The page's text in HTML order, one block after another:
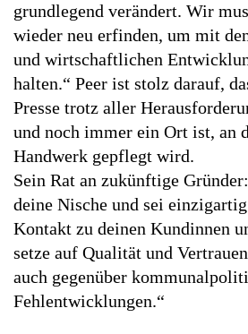
grundlegend verändert. Wir
wieder neu erfinden, um mit
und wirtschaftlichen
halten.“ Peer ist stolz darauf,
Presse trotz aller
und noch immer ein Ort ist, an
Handwerk gepflegt wird.
Sein Rat an zukünftige
deine Nische und sei
Kontakt zu deinen Kundinnen
setze auf Qualität und
auch gegenüber
Fehlentwicklungen.“